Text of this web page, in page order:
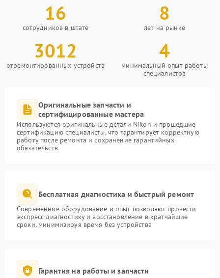
16
сотрудников в штате
8
лет на рынке
3012
отремонтированных устройств
4
минимальный опыт работы
специалистов
Оригинальные запчасти и
сертифицированные мастера
Используются оригинальные детали Nikon и прошедшие
сертификацию специалисты, что гарантирует корректную
работу после ремонта и сохранение гарантийных
обязательств
Бесплатная диагностика и быстрый ремонт
Современное оборудование и опыт позволяют провести
экспресс-диагностику и восстановление в кратчайшие
сроки, минимизируя время без устройства
Гарантия на работы и запчасти